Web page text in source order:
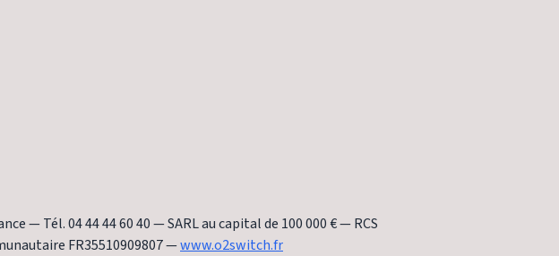
— Tél. 04 44 44 60 40 — SARL au capital de 100 000 € — RCS
FR35510909807 —www.o2switch.fr